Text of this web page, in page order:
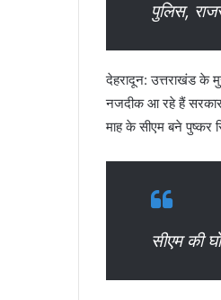
पुलिस,
देहरादून: उत्तराखंड के
नजदीक आ रहे हैं सरकार
माह के सीएम बने पुष्कर
सीएम की